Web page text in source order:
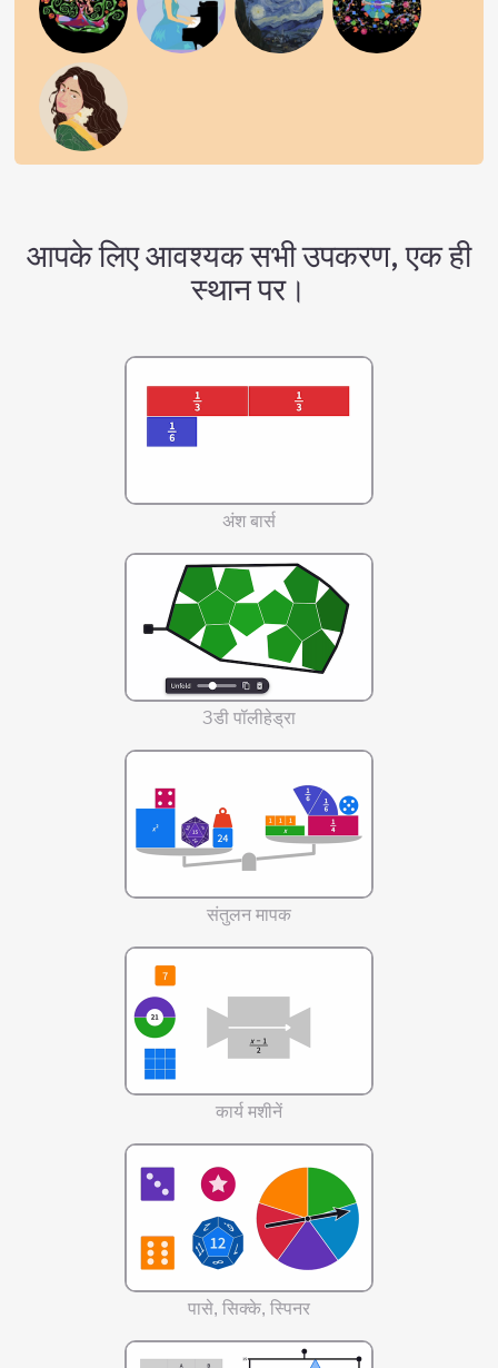
आपके लिए आवश्यक सभी उपकरण, एक ही
स्थान पर।
अंश बार्स
3डी पॉलीहेड्रा
संतुलन मापक
कार्य मशीनें
पासे, सिक्के, स्पिनर